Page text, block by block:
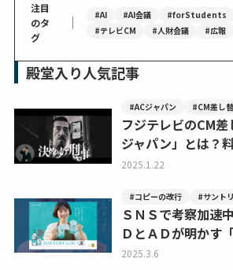
注目
のタ
グ
｜ #AI #AI会議 #forStudents
#テレビCM
#人財会議 #広報
殿堂入り人気記事
#ACジャパン #CM差し
フジテレビのCM
ジャパン」とは？
2025.1.22
#コピーの改行 #サント
ＳＮＳで考察加速
ＤとＡＤが明かす
2025.3.6